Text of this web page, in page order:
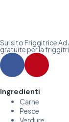
Sul sito Friggitrice
gratuite per la
Ingredienti
Carne
Pesce
Verdure